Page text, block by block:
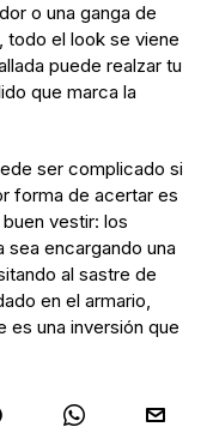
o una ganga de
todo el look se viene
puede realzar tu
que marca la
ser complicado si
forma de acertar es
vestir: los
sea encargando una
al sastre de
en el armario,
es una inversión que